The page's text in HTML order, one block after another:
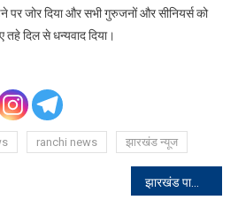
जोर दिया और सभी गुरुजनों और सीनियर्स को
दिल से धन्यवाद दिया।
ranchi news झारखंड न्यूज
झारखंड पार्टी ने की सदस्यता अभियान पर चर्चा